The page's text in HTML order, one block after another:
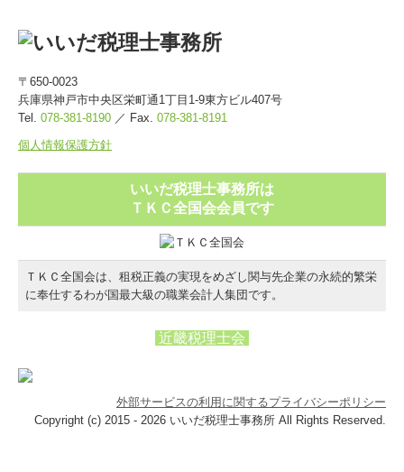
〒650-0023
兵庫県神戸市中央区栄町通1丁目1-9東方ビル407号
Tel. 078-381-8190 ／ Fax 078-381-8191
個人情報保護方針
いいだ税理士事務所は
ＴＫＣ全国会会員です
ＴＫＣ全国会は、租税正義の実現をめざし関与先企業の永続的繁栄
に奉仕するわが国最大級の職業会計人集団です。
近畿税理士会
外部サービスの利用に関するプライバシーポリシー
Copyright (c) 2015 - 2026 いいだ税理士事務所 All Rights Reserved.